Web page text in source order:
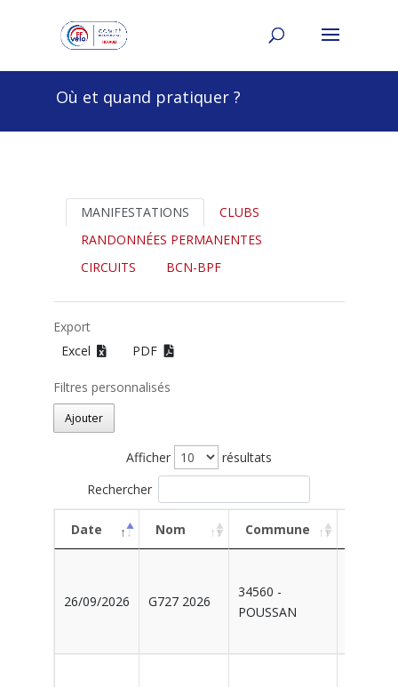
Où et quand pratiquer ?
MANIFESTATIONS
CLUBS
RANDONNÉES PERMANENTES
CIRCUITS
BCN-BPF
Export
Excel
PDF
Filtres personnalisés
Ajouter
Afficher
résultats
Rechercher
Date Nom Commune
26/09/2026 G727 2026
34560 -
POUSSAN